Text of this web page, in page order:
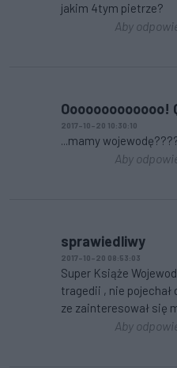
jakim 4tym pietrze?
Aby
Ooooooooooooo!
2017-10-20 10:30:10
...mamy
Aby
sprawiedliwy
2017-10-20 08:53:03
Super Książe
tragedii , nie pojechał
ze zainteresował się
Aby